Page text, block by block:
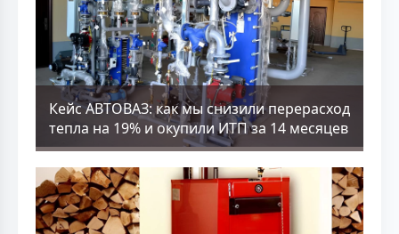
Кейс АВТОВАЗ: как мы снизили перерасход
тепла на 19% и окупили ИТП за 14 месяцев